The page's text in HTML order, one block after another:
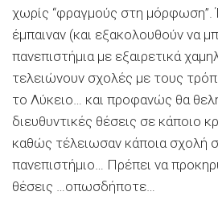
χωρίς “φραγμούς στη μόρφωση”.
έμπαιναν (και εξακολουθούν να
πανεπιστήμια με εξαιρετικά
τελειώνουν σχολές με τους
το Λύκειο… και προφανώς θα
διευθυντικές θέσεις σε κάποιο
καθώς τέλειωσαν κάποια σχολή
πανεπιστήμιο… Πρέπει να
θέσεις …οπωσδήποτε…